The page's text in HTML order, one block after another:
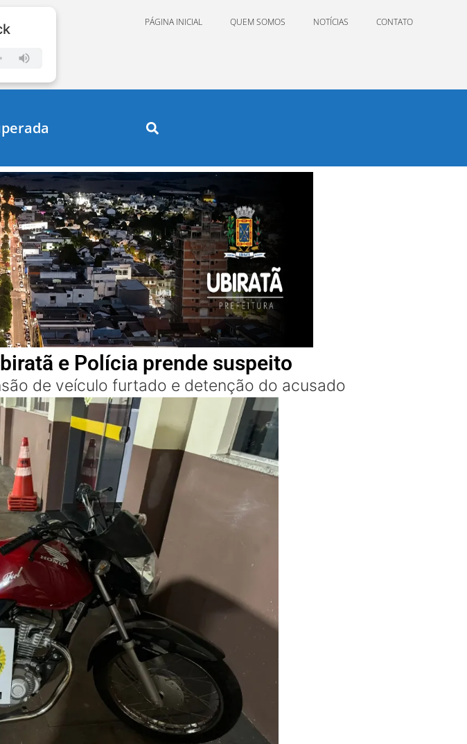
PÁGINA INICIAL QUEM SOMOS NOTÍCIAS CONTATO
e Polícia prende suspeito
de veículo furtado e detenção do acusado